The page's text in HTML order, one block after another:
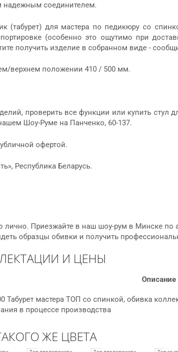
надежным соединителем.
(табурет) для мастера по педикюру со
(особенно это ощутимо при
получить изделие в собранном виде -
верхнем положении 410 / 500 мм.
проверить все функции или купить стул
Шоу-Руме на Панченко, 60-137.
офертой.
Республика Беларусь.
лично. Приезжайте в наш шоу-рум в Минске по
образцы обивки и получить
И ЦЕНЫ
Описание
Табурет мастера ТОП со спинкой, обивка
в процессе производства
ЖЕ ЦВЕТА